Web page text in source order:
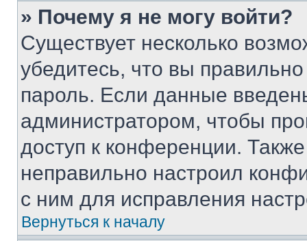
» Почему я не могу войти?
Существует несколько
убедитесь, что вы
пароль. Если данные
администратором, чтобы
доступ к конференции.
неправильно настроил
с ним для исправления
Вернуться к началу